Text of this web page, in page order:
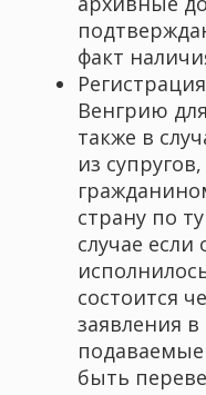
факт
Венгрию
также в
из
страну по
случае
состоится
заявления
быть